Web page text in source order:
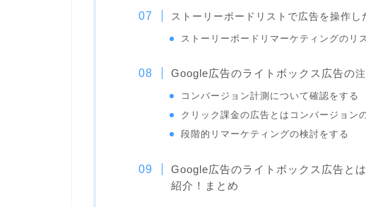
ストーリーボードリストで広告を操作
ストーリーボードリマーケティングのリ
Google広告のライトボックス広告の
コンバージョン計測について確認をする
クリック課金の広告とはコンバージョン
段階的リマーケティングの検討をする
Google広告のライトボックス広告と
紹介！まとめ